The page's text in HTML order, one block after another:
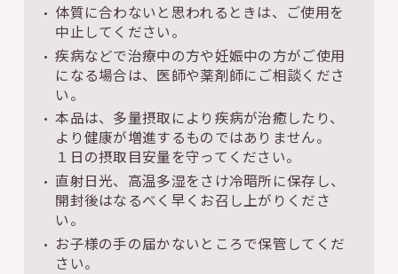
体質に合わないと思われるときは、ご使用を
中止してください。
疾病などで治療中の方や妊娠中の方がご使用
になる場合は、医師や薬剤師にご相談くださ
い。
本品は、多量摂取により疾病が治癒したり、
より健康が増進するものではありません。
１日の摂取目安量を守ってください。
直射日光、高温多湿をさけ冷暗所に保存し、
開封後はなるべく早くお召し上がりくださ
い。
お子様の手の届かないところで保管してくだ
さい。